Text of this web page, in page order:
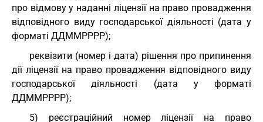
про відмову у наданні ліцензії на право провадження
відповідного виду господарської діяльності (дата у
форматі ДДММРРРР);
реквізити (номер і дата) рішення про припинення
дії ліцензії на право провадження відповідного виду
господарської діяльності (дата у форматі
ДДММРРРР);
5) реєстраційний номер ліцензії на право